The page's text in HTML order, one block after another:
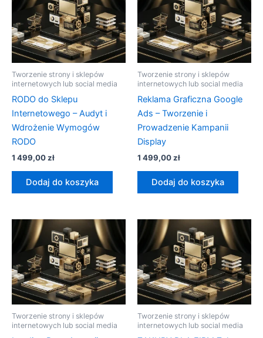
Tworzenie strony i sklepów
internetowych lub social media
RODO do Sklepu
Internetowego – Audyt i
Wdrożenie Wymogów
RODO
1 499,00zł
Dodaj do koszyka
Tworzenie strony i sklepów
internetowych lub social media
Reklama Graficzna Google
Ads – Tworzenie i
Prowadzenie Kampanii
Display
1 499,00zł
Dodaj do koszyka
Tworzenie strony i sklepów
internetowych lub social media
Tworzenie strony i sklepów
internetowych lub social media